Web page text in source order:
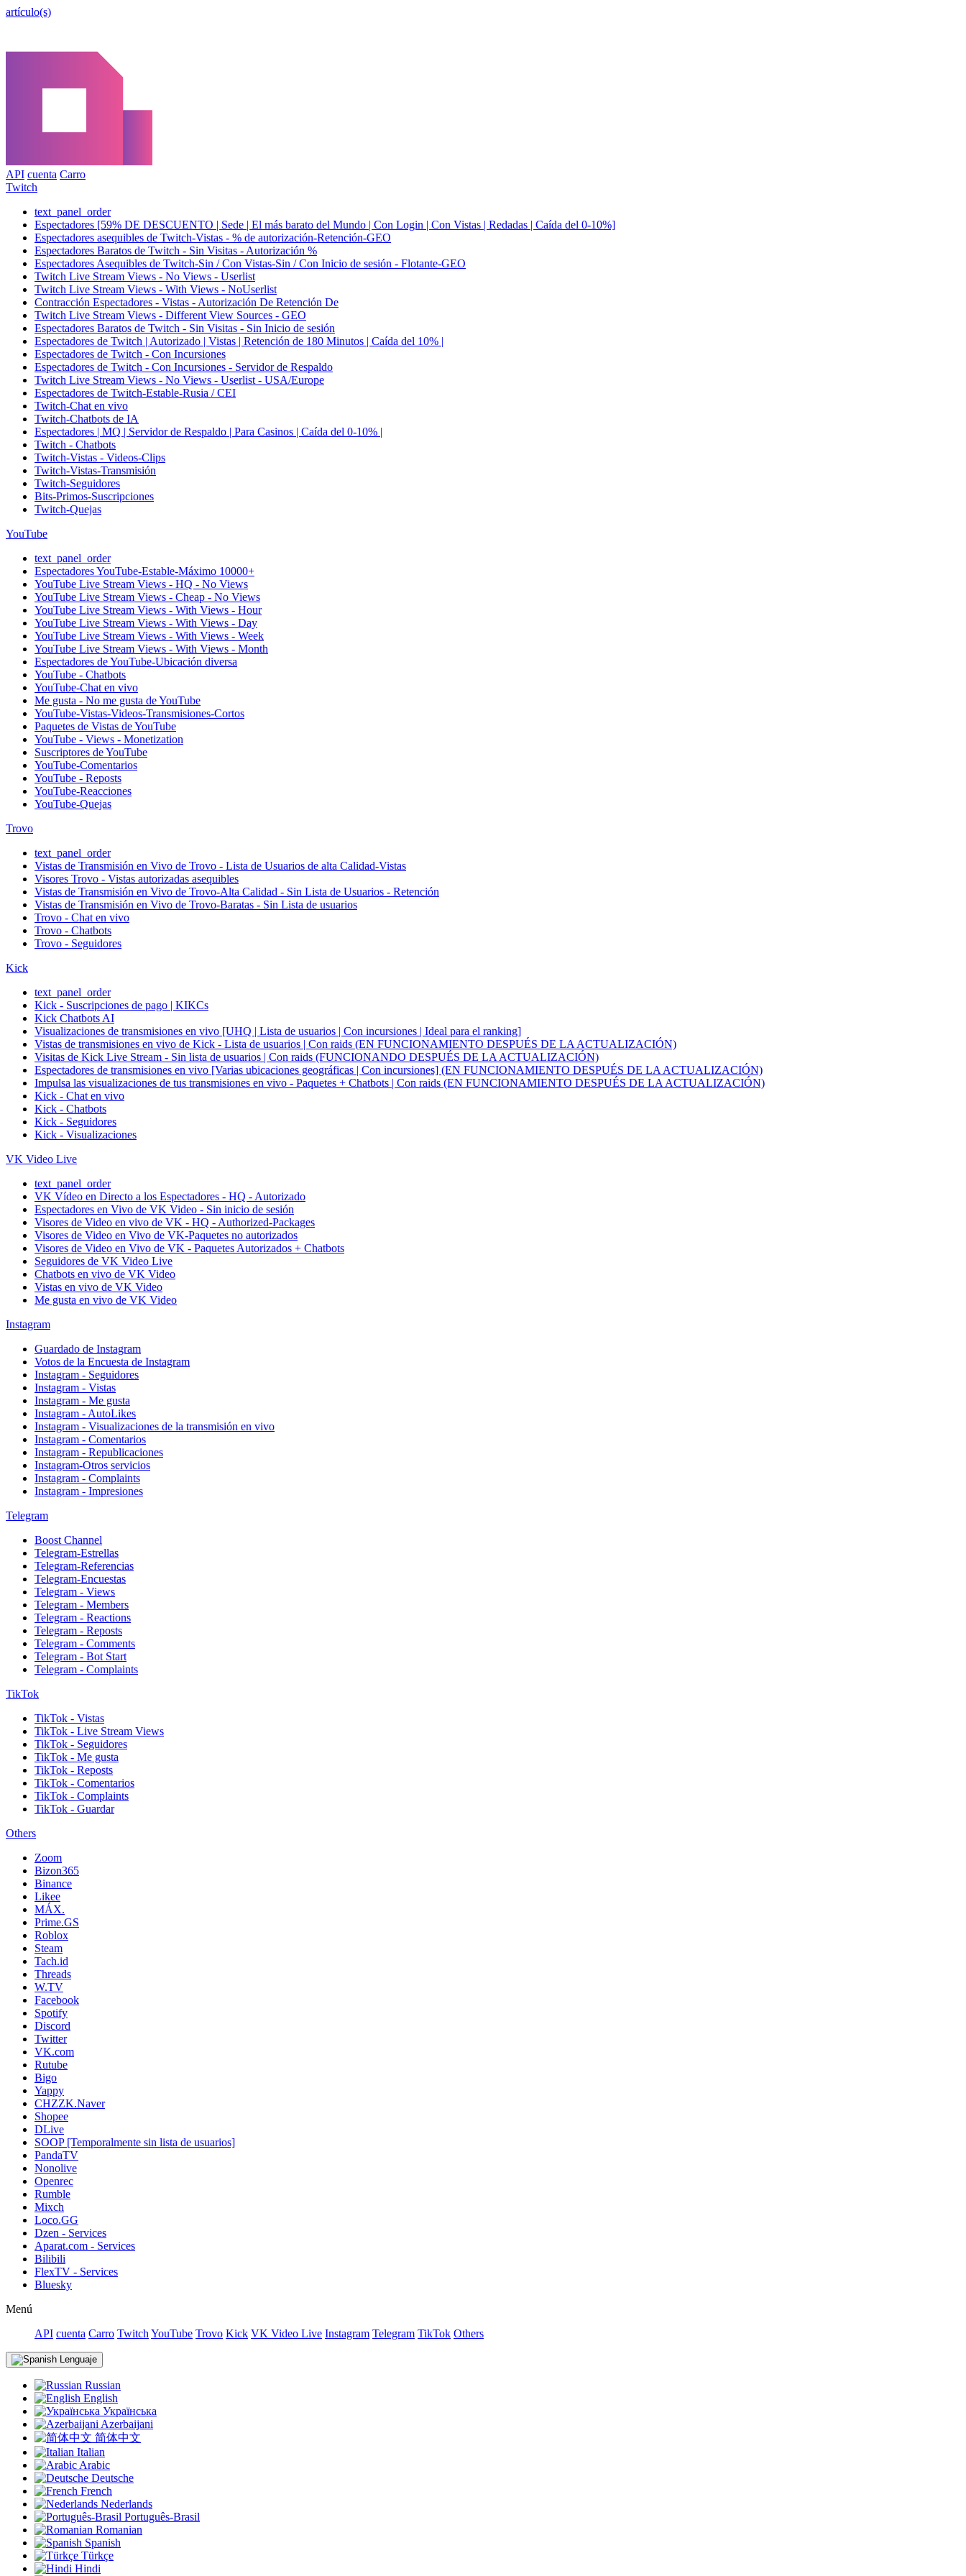
artículo(s)
API cuenta Carro
Twitch
text_panel_order
Espectadores [59% DE DESCUENTO | Sede | El más barato del Mundo | Con Login | Con Vistas | Redadas | Caída del 0-10%]
Espectadores asequibles de Twitch-Vistas - % de autorización-Retención-GEO
Espectadores Baratos de Twitch - Sin Visitas - Autorización %
Espectadores Asequibles de Twitch-Sin / Con Vistas-Sin / Con Inicio de sesión - Flotante-GEO
Twitch Live Stream Views - No Views - Userlist
Twitch Live Stream Views - With Views - NoUserlist
Contracción Espectadores - Vistas - Autorización De Retención De
Twitch Live Stream Views - Different View Sources - GEO
Espectadores Baratos de Twitch - Sin Visitas - Sin Inicio de sesión
Espectadores de Twitch | Autorizado | Vistas | Retención de 180 Minutos | Caída del 10% |
Espectadores de Twitch - Con Incursiones
Espectadores de Twitch - Con Incursiones - Servidor de Respaldo
Twitch Live Stream Views - No Views - Userlist - USA/Europe
Espectadores de Twitch-Estable-Rusia / CEI
Twitch-Chat en vivo
Twitch-Chatbots de IA
Espectadores | MQ | Servidor de Respaldo | Para Casinos | Caída del 0-10% |
Twitch - Chatbots
Twitch-Vistas - Videos-Clips
Twitch-Vistas-Transmisión
Twitch-Seguidores
Bits-Primos-Suscripciones
Twitch-Quejas
YouTube
text_panel_order
Espectadores YouTube-Estable-Máximo 10000+
YouTube Live Stream Views - HQ - No Views
YouTube Live Stream Views - Cheap - No Views
YouTube Live Stream Views - With Views - Hour
YouTube Live Stream Views - With Views - Day
YouTube Live Stream Views - With Views - Week
YouTube Live Stream Views - With Views - Month
Espectadores de YouTube-Ubicación diversa
YouTube - Chatbots
YouTube-Chat en vivo
Me gusta - No me gusta de YouTube
YouTube-Vistas-Videos-Transmisiones-Cortos
Paquetes de Vistas de YouTube
YouTube - Views - Monetization
Suscriptores de YouTube
YouTube-Comentarios
YouTube - Reposts
YouTube-Reacciones
YouTube-Quejas
Trovo
text_panel_order
Vistas de Transmisión en Vivo de Trovo - Lista de Usuarios de alta Calidad-Vistas
Visores Trovo - Vistas autorizadas asequibles
Vistas de Transmisión en Vivo de Trovo-Alta Calidad - Sin Lista de Usuarios - Retención
Vistas de Transmisión en Vivo de Trovo-Baratas - Sin Lista de usuarios
Trovo - Chat en vivo
Trovo - Chatbots
Trovo - Seguidores
Kick
text_panel_order
Kick - Suscripciones de pago | KIKCs
Kick Chatbots AI
Visualizaciones de transmisiones en vivo [UHQ | Lista de usuarios | Con incursiones | Ideal para el ranking]
Vistas de transmisiones en vivo de Kick - Lista de usuarios | Con raids (EN FUNCIONAMIENTO DESPUÉS DE LA ACTUALIZACIÓN)
Visitas de Kick Live Stream - Sin lista de usuarios | Con raids (FUNCIONANDO DESPUÉS DE LA ACTUALIZACIÓN)
Espectadores de transmisiones en vivo [Varias ubicaciones geográficas | Con incursiones] (EN FUNCIONAMIENTO DESPUÉS DE LA ACTUALIZACIÓN)
Impulsa las visualizaciones de tus transmisiones en vivo - Paquetes + Chatbots | Con raids (EN FUNCIONAMIENTO DESPUÉS DE LA ACTUALIZACIÓN)
Kick - Chat en vivo
Kick - Chatbots
Kick - Seguidores
Kick - Visualizaciones
VK Video Live
text_panel_order
VK Vídeo en Directo a los Espectadores - HQ - Autorizado
Espectadores en Vivo de VK Video - Sin inicio de sesión
Visores de Video en vivo de VK - HQ - Authorized-Packages
Visores de Video en Vivo de VK-Paquetes no autorizados
Visores de Video en Vivo de VK - Paquetes Autorizados + Chatbots
Seguidores de VK Video Live
Chatbots en vivo de VK Video
Vistas en vivo de VK Video
Me gusta en vivo de VK Video
Instagram
Guardado de Instagram
Votos de la Encuesta de Instagram
Instagram - Seguidores
Instagram - Vistas
Instagram - Me gusta
Instagram - AutoLikes
Instagram - Visualizaciones de la transmisión en vivo
Instagram - Comentarios
Instagram - Republicaciones
Instagram-Otros servicios
Instagram - Complaints
Instagram - Impresiones
Telegram
Boost Channel
Telegram-Estrellas
Telegram-Referencias
Telegram-Encuestas
Telegram - Views
Telegram - Members
Telegram - Reactions
Telegram - Reposts
Telegram - Comments
Telegram - Bot Start
Telegram - Complaints
TikTok
TikTok - Vistas
TikTok - Live Stream Views
TikTok - Seguidores
TikTok - Me gusta
TikTok - Reposts
TikTok - Comentarios
TikTok - Complaints
TikTok - Guardar
Others
Zoom
Bizon365
Binance
Likee
MÁX.
Prime.GS
Roblox
Steam
Tach.id
Threads
W.TV
Facebook
Spotify
Discord
Twitter
VK.com
Rutube
Bigo
Yappy
CHZZK.Naver
Shopee
DLive
SOOP [Temporalmente sin lista de usuarios]
PandaTV
Nonolive
Openrec
Rumble
Mixch
Loco.GG
Dzen - Services
Aparat.com - Services
Bilibili
FlexTV - Services
Bluesky
Menú
API cuenta Carro Twitch YouTube Trovo Kick VK Video Live Instagram Telegram TikTok Others
Lenguaje
Russian
English
Українська
Azerbaijani
简体中文
Italian
Arabic
Deutsche
French
Nederlands
Português-Brasil
Romanian
Spanish
Türkçe
Hindi